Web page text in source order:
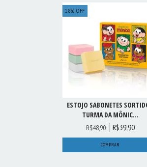
18% OFF
ESTOJO SABONETES
TURMA DA MÔNIC...
R$48,90 R$39,90